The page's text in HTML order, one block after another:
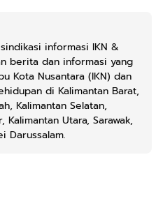
sindikasi informasi IKN &
berita dan informasi yang
Kota Nusantara (IKN) dan
di Kalimantan Barat,
Kalimantan Selatan,
Kalimantan Utara, Sarawak,
Darussalam.